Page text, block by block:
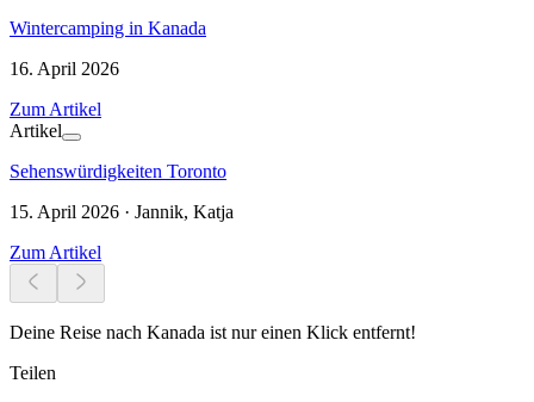
Wintercamping in Kanada
16. April 2026
Zum Artikel
Artikel
Sehenswürdigkeiten Toronto
15. April 2026 · Jannik, Katja
Zum Artikel
Deine Reise nach Kanada ist nur einen Klick entfernt!
Teilen